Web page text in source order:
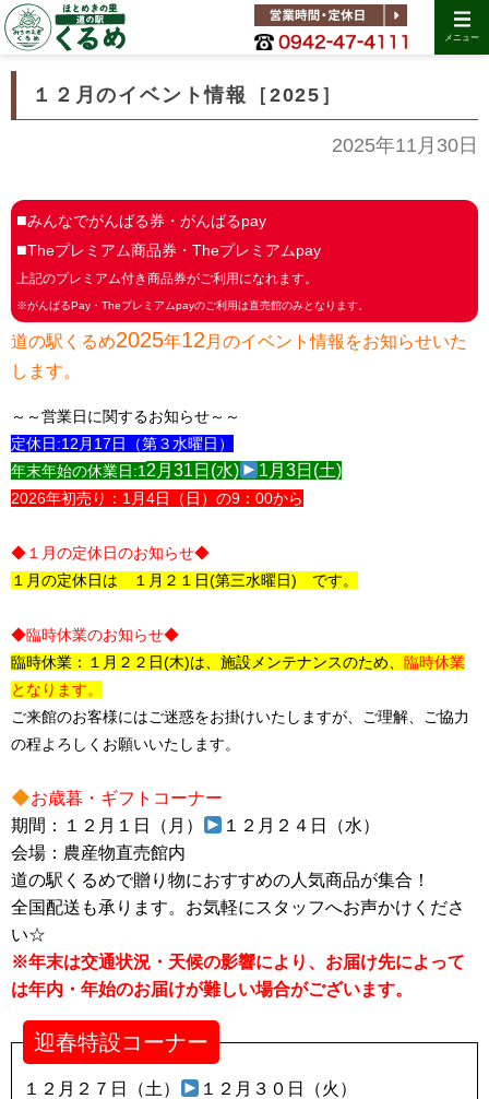
メニュー
１２月のイベント情報［2025］
2025年11月30日
■みんなでがんばる券・がんばるpay
■Theプレミアム商品券・Theプレミアムpay
上記のプレミアム付き商品券がご利用になれます。
※がんばるPay・Theプレミアムpayのご利用は直売館のみとなります。
道の駅くるめ2025年12 月のイベント情報をお知らせいた
します。
～～営業日に関するお知らせ～～
定休日:12月17日（第３水曜日）
年末年始の休業日:1 2月31日(水) 1月3日(土)
2026年初売り：1月4日（日）の9：00から
◆１月の定休日のお知らせ◆
１月の定休日は
１月２１日(第三水曜日) です。
◆臨時休業のお知らせ◆
臨時休業：１月２２日(木)は、施設メンテナンスのため、 臨時休業
となります。
ご来館のお客様にはご迷惑をお掛けいたしますが、ご理解、ご協力
の程よろしくお願いいたします。
お歳暮・ギフトコーナー
期間：１２月１ 日（月）
１２月２４日（水）
会場：農産物直売館内
道の駅くるめで贈り物におすすめの人気商品が集合！
全国配送も承ります。お気軽にスタッフへお声かけくださ
い☆
※年末は交通状況・天候の影響により、お届け先によって
は年内・年始のお届けが難しい場合がございます。
迎春特設コーナー
１２月２７日（土） １２月３０日（火）